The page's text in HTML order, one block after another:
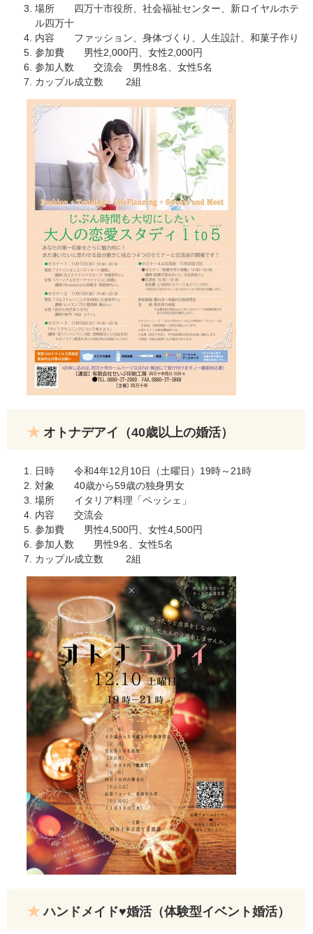
場所 四万十市役所、社会福祉センター、新ロイヤルホテ
ル四万十
内容 ファッション、身体づくり、人生設計、和菓子作り
参加費 男性2,000円、女性2,000円
参加人数 交流会 男性8名、女性5名
カップル成立数 2組
オトナデアイ（40歳以上の婚活）
日時 令和4年12月10日（土曜日）19時～21時
対象 40歳から59歳の独身男女
場所 イタリア料理「ペッシェ」
内容 交流会
参加費 男性4,500円、女性4,500円
参加人数 男性9名、女性5名
カップル成立数 2組
ハンドメイド♥婚活（体験型イベント婚活）